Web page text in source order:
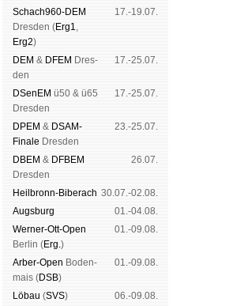
Schach960-DEM
Dres­den (Erg1,
Erg2)
17.-19.07.
DEM & DFEM Dres­
den
17.-25.07.
DSenEM ü50 & ü65
Dres­den
17.-25.07.
DPEM & DSAM-
Finale Dres­den
23.-25.07.
DBEM & DFBEM
Dres­den
26.07.
Heil­bronn-Bi­ber­ach 30.07.-02.08.
Augs­burg
01.-04.08.
Werner-Ott-Open
Ber­lin (Erg.)
01.-09.08.
Arber-Open Boden­
mais (DSB)
01.-09.08.
Lö­bau (SVS)
06.-09.08.